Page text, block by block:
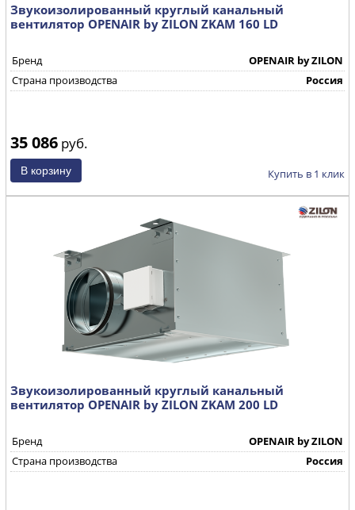
Звукоизолированный круглый канальный
вентилятор OPENAIR by ZILON ZKAM 160 LD
Бренд
OPENAIR by ZILON
Страна производства
Россия
35 086 руб.
Купить в 1 клик
Звукоизолированный круглый канальный
вентилятор OPENAIR by ZILON ZKAM 200 LD
Бренд
OPENAIR by ZILON
Страна производства
Россия